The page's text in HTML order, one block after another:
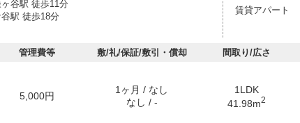
谷駅 徒歩11分
駅 徒歩18分
賃貸アパート
管理費等 敷/礼/保証/敷引・償却 間取り/広さ
5,000円
1ヶ月 / なし
なし / -
1LDK
41.98m2